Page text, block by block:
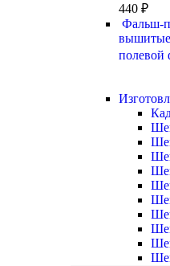
440 ₽
Фальш-
вышитые